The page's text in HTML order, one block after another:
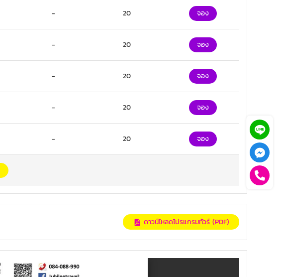
- 20 จอง
- 20 จอง
- 20 จอง
- 20 จอง
- 20 จอง
ดาวน์โหลดโปรแกรมทัวร์ (PDF)